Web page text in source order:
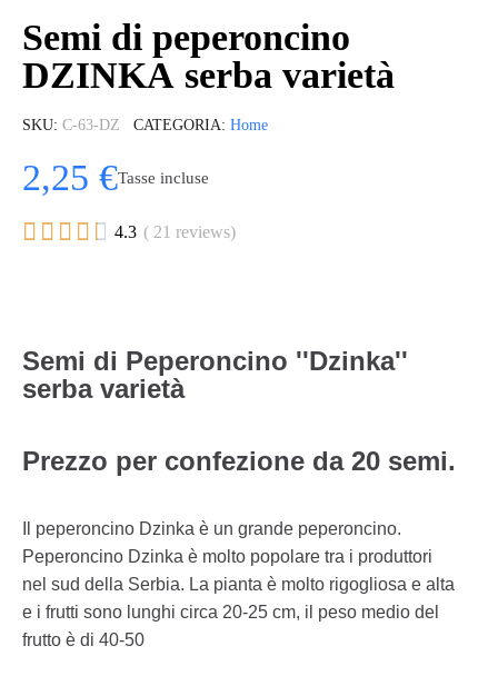
Semi di peperoncino
DZINKA serba varietà
SKU C-63-DZ CATEGORIA Home
2,25 €Tasse incluse
     4.3 ( 21 reviews)
Semi di Peperoncino ''Dzinka''
serba varietà
Prezzo per confezione da 20 semi.
Il peperoncino Dzinka è un grande peperoncino.
Peperoncino Dzinka è molto popolare tra i produttori
nel sud della Serbia. La pianta è molto rigogliosa e alta
e i frutti sono lunghi circa 20-25 cm, il peso medio del
frutto è di 40-50